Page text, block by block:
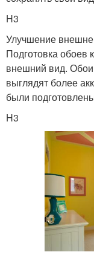
H3
Улучшение
Подготовка обоев
внешний вид.
выглядят более
были
H3